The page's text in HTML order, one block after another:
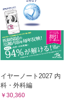
イヤーノート2027 内
科・外科編
￥30,360